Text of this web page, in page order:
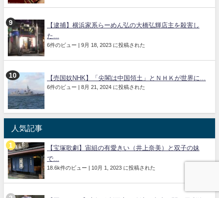
【逮捕】横浜家系らーめん弘の大橋弘輝店主を殺害し
た...
6件のビュー | 9月 18, 2023 に投稿された
【売国奴NHK】「尖閣は中国領土」とＮＨＫが世界に...
6件のビュー | 8月 21, 2024 に投稿された
人気記事
【宝塚歌劇】宙組の有愛きい（井上奈美）と双子の妹
で...
18.6k件のビュー | 10月 1, 2023 に投稿された